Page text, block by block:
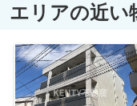
エリアの近い